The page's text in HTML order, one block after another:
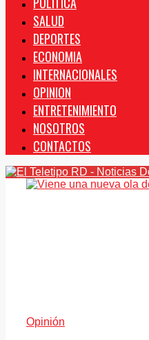
SALUD
DEPORTES
ECONOMIA
INTERNACIONALES
OPINION
ENTRETENIMIENTO
NOSOTROS
CONTACTOS
Opinión